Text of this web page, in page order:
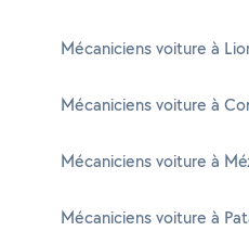
Mécaniciens voiture à
Mécaniciens voiture à
Mécaniciens voiture à
Mécaniciens voiture à